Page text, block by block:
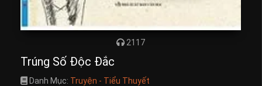
2117
Trúng Số Độc Đắc
Danh Mục: Truyện - Tiểu Thuyết